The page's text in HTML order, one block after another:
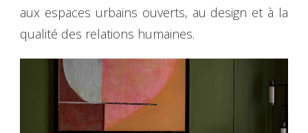
aux espaces urbains ouverts, au design et à la
qualité des relations humaines.